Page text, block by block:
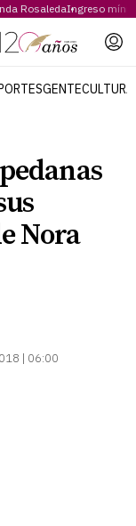
RosaledaIngreso
GENTECULTURA
Nora
| 06:00